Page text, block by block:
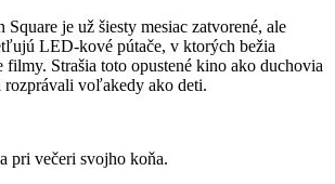
je už šiesty mesiac zatvorené, ale
LED-kové pútače, v ktorých bežia
filmy. Strašia toto opustené kino ako duchovia
rozprávali voľakedy ako deti.
pri večeri svojho koňa.